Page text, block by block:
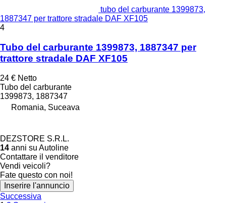
tubo del carburante 1399873,
1887347 per trattore stradale DAF XF105
4
Tubo del carburante 1399873, 1887347 per
trattore stradale DAF XF105
24 € Netto
Tubo del carburante
1399873, 1887347
Romania, Suceava
DEZSTORE S.R.L.
14 anni su Autoline
Contattare il venditore
Vendi veicoli?
Fate questo con noi!
Inserire l'annuncio
Successiva